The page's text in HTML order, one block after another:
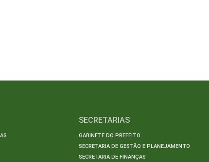
SECRETARIAS
GABINETE DO PREFEITO
SECRETARIA DE GESTÃO E PLANEJAMENTO
SECRETARIA DE FINANÇAS